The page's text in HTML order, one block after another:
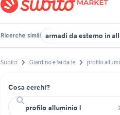
Ricerche simili armadi da esterno in
Subito Giardino e fai da te profilo
Cosa cerchi?